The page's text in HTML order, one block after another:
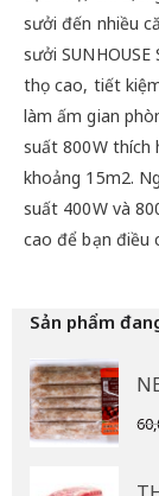
sưởi đến nhiều
sưởi
thọ cao, tiết
làm ấm gian
suất 800W thích
khoảng 15m2.
suất 400W và
cao để bạn điều
Sản phẩm